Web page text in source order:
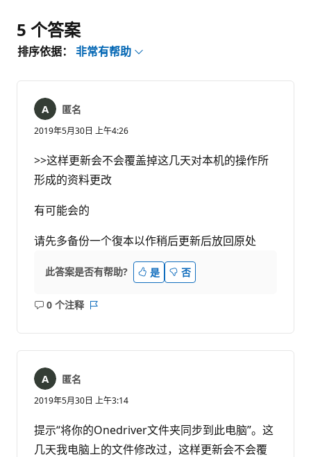
5 个答案
排序依据： 非常有帮助
匿名
2019年5月30日 上午4:26
>>这样更新会不会覆盖掉这几天对本机的操作所
形成的资料更改
有可能会的
请先多备份一个復本以作稍后更新后放回原处
此答案是否有帮助? 是 否
0 个注释
无
匿名
2019年5月30日 上午3:14
提示“将你的Onedriver文件夹同步到此电脑”。这
几天我电脑上的文件修改过，这样更新会不会覆